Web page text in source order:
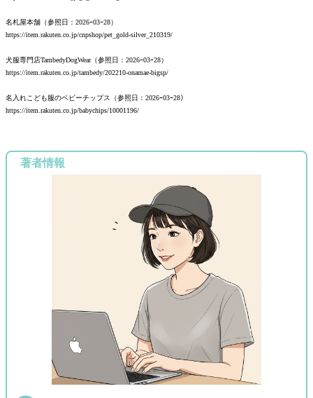
名札屋本舗（参照日：2026ｰ03ｰ28）
https://item.rakuten.co.jp/cnpshop/pet_gold-silver_210319/
犬服専門店TambedyDogWear（参照日：2026ｰ03ｰ28）
https://item.rakuten.co.jp/tambedy/202210-onamae-bigsp/
名入れこども服のベビーチップス（参照日：2026ｰ03ｰ28）
https://item.rakuten.co.jp/babychips/10001196/
著者情報